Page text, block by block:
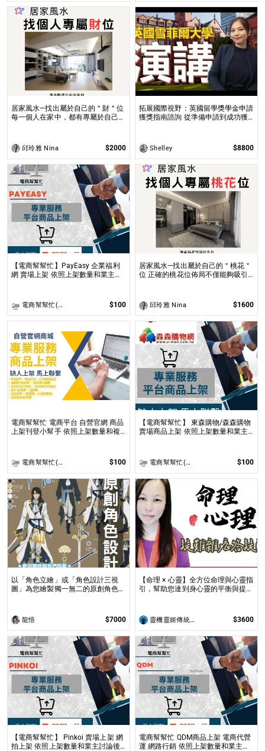
居家風水—找出屬於自己的＂財＂位
每一個人在家中，都有專屬於自己的
邱玲雅 Nina $2000
拓展國際視野：英國留學獎學金申請
獲獎指南諮詢 從準備申請到成功獲
Shelley $8800
【電商幫幫忙】PayEasy 企業福利
網 賣場上架 依照上架數量和業主討
電商幫幫忙(電商平台代營運/電商上架/運營策略/網路行銷) $100
居家風水—找出屬於自己的＂桃花＂
位 正確的桃花位佈局不僅能夠吸引
邱玲雅 Nina $1600
電商幫幫忙 電商平台 自營官網 商品
上架刊登小幫手 依照上架數量和複
電商幫幫忙(電商平台代營運/電商上架/運營策略/網路行銷) $100
【電商幫幫忙】 東森購物/森森購物
賣場商品上架 依照上架數量和業主
電商幫幫忙(電商平台代營運/電商上架/運營策略/網路行銷) $100
以「角色立繪」或「角色設計三視
圖」為您繪製獨一無二的原創角色！
設計好的角色繪製「角色立繪」！
龍悟 $7000
【命理 × 心靈】全方位命理與心靈指
引，幫助您達到身心靈的平衡與提升
靈機靈姬傳統文化學院 $3600
【電商幫幫忙】 Pinkoi 賣場上架 網
拍上架 依照上架數量和業主討論後
電商幫幫忙 QDM商品上架 電商代營
運 網路行銷 依照上架數量和業主討